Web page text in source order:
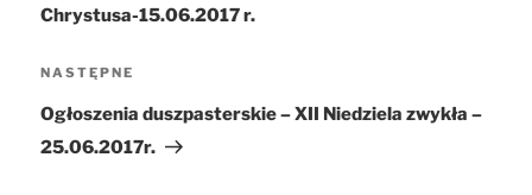
Chrystusa-15.06.2017 r.
Następny
wpis
NASTĘPNE
Ogłoszenia duszpasterskie – XII Niedziela zwykła –
25.06.2017r.